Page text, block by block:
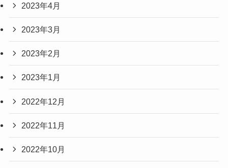
2023年4月
2023年3月
2023年2月
2023年1月
2022年12月
2022年11月
2022年10月